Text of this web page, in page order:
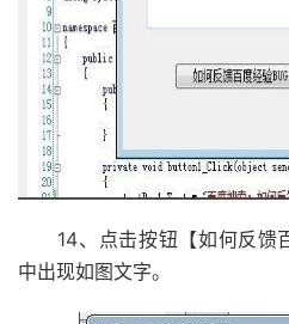
14、点击按钮【如何反馈
中出现如图文字。